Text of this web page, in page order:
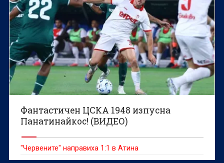
Фантастичен ЦСКА 1948 изпусна
Панатинайкос! (ВИДЕО)
"Червените" направиха 1:1 в Атина